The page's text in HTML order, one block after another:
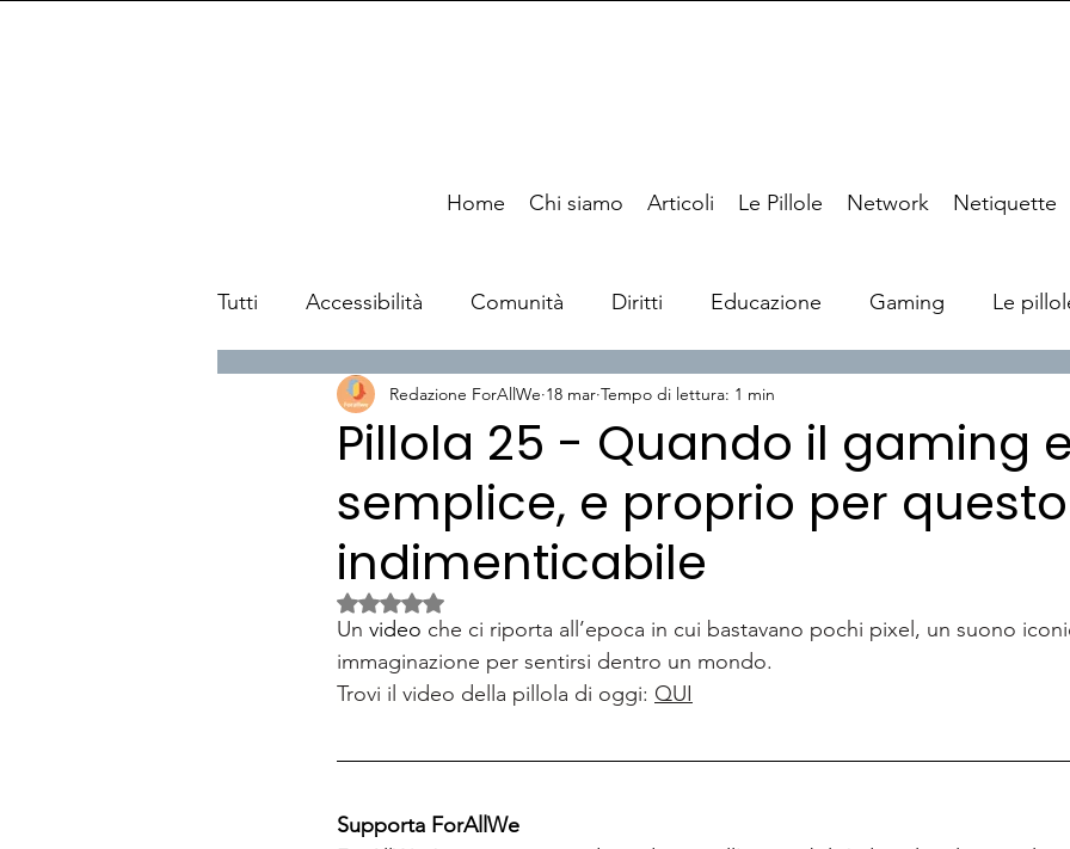
Home Chi siamo Articoli Le Pillole Network Netiquette
Tutti Accessibilità Comunità Diritti Educazione Gaming Le
Viaggi
Pillola 25 - Quando il gaming
semplice, e proprio per questo
indimenticabile
Redazione ForAllWe 18 mar Tempo di lettura: 1 min
Valutazione NaN stelle su 5.
Un video che ci riporta all’epoca in cui bastavano pochi pixel, un suono
immaginazione per sentirsi dentro un mondo.
Trovi il video della pillola di oggi: QUI
Supporta ForAllWe